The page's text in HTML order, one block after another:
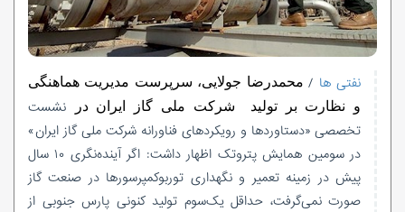
نفتی ها / محمدرضا جولایی، سرپرست مدیریت هماهنگی
و نظارت بر تولید شرکت ملی گاز ایران در
نشست
تخصصی «دستاوردها و رویکردهای فناورانه شرکت ملی گاز ایران»
در سومین همایش پتروتک اظهار داشت: اگر آینده‌نگری ۱۰ سال
پیش در زمینه تعمیر و نگهداری توربوکمپرسورها در صنعت گاز
صورت نمی‌گرفت، حداقل یک‌سوم تولید کنونی پارس جنوبی از